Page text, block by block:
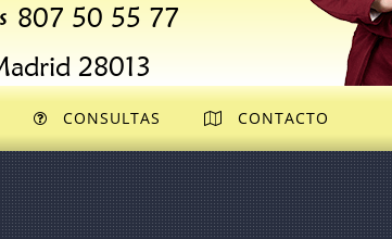
807 50 55 77
28013
CONSULTAS CONTACTO